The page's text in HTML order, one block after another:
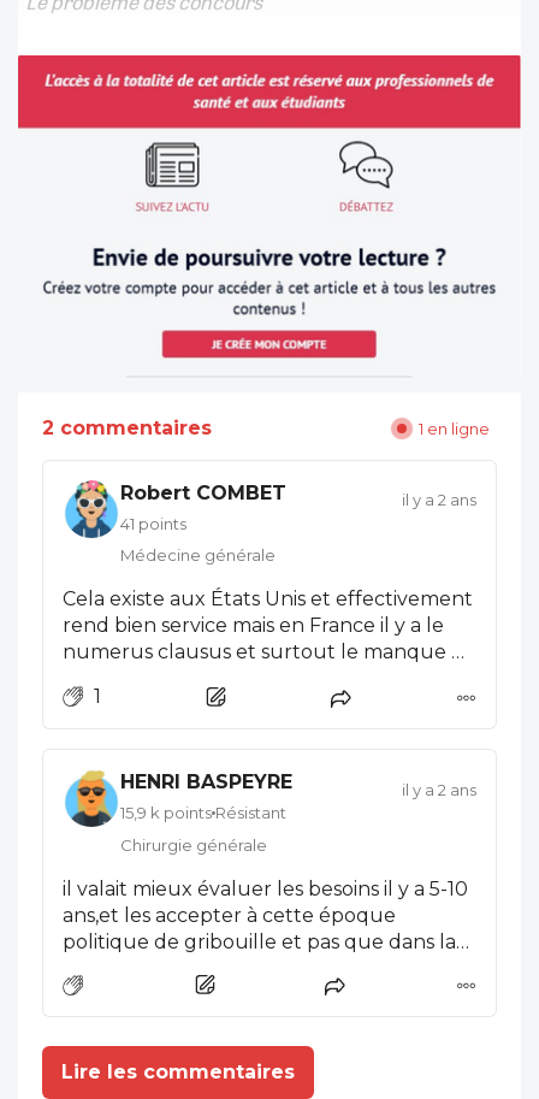
2 commentaires 1 en ligne
Robert COMBET
41 points
Médecine générale
il y a 2 ans
Cela existe aux États Unis et effectivement
rend bien service mais en France il y a le
numerus clausus et surtout le manque de
croire que l’on va augmenter les locaux
des Facultés
1
HENRI BASPEYRE
15,9 k points Résistant
Chirurgie générale
il y a 2 ans
il valait mieux évaluer les besoins il y a 5-10
ans,et les accepter à cette époque
politique de gribouille et pas que dans la
Lire les commentaires